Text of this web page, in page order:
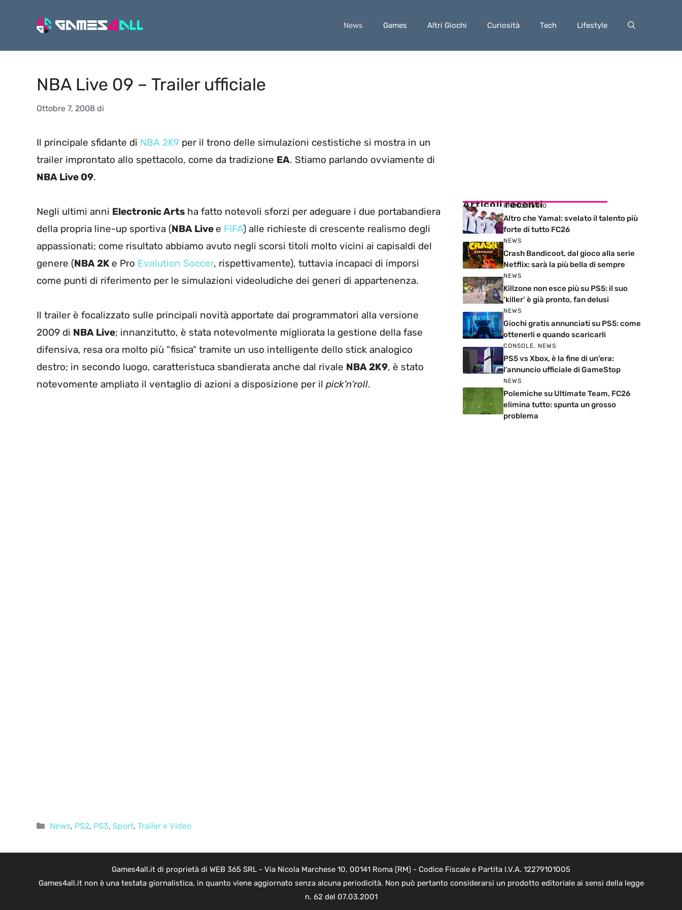
News Games Altri Giochi Curiosità Tech Lifestyle
NBA Live 09 – Trailer ufficiale
Ottobre 7, 2008 di
Il principale sfidante di NBA 2K9 per il trono delle simulazioni cestistiche si mostra in un
trailer improntato allo spettacolo, come da tradizione EA. Stiamo parlando ovviamente di
NBA Live 09.
Negli ultimi anni Electronic Arts ha fatto notevoli sforzi per adeguare i due portabandiera
della propria line-up sportiva (NBA Live e FIFA) alle richieste di crescente realismo degli
appassionati; come risultato abbiamo avuto negli scorsi titoli molto vicini ai capisaldi del
genere (NBA 2K e Pro Evolution Soccer, rispettivamente), tuttavia incapaci di imporsi
come punti di riferimento per le simulazioni videoludiche dei generi di appartenenza.
Il trailer è focalizzato sulle principali novità apportate dai programmatori alla versione
2009 di NBA Live; innanzitutto, è stata notevolmente migliorata la gestione della fase
difensiva, resa ora molto più “fisica” tramite un uso intelligente dello stick analogico
destro; in secondo luogo, caratteristuca sbandierata anche dal rivale NBA 2K9, è stato
notevomente ampliato il ventaglio di azioni a disposizione per il pick’n’roll.
Categorie
News, PS2, PS3, Sport, Trailer e Video
Articoli recenti
PRIMO PIANO
Altro che Yamal: svelato il talento più
forte di tutto FC26
NEWS
Crash Bandicoot, dal gioco alla serie
Netflix: sarà la più bella di sempre
NEWS
Killzone non esce più su PS5: il suo
‘killer’ è già pronto, fan delusi
NEWS
Giochi gratis annunciati su PS5: come
ottenerli e quando scaricarli
CONSOLE, NEWS
PS5 vs Xbox, è la fine di un’era:
l’annuncio ufficiale di GameStop
NEWS
Polemiche su Ultimate Team, FC26
elimina tutto: spunta un grosso
problema
Games4all.it di proprietà di WEB 365 SRL - Via Nicola Marchese 10, 00141 Roma (RM) - Codice Fiscale e Partita I.V.A. 12279101005
Games4all.it non è una testata giornalistica, in quanto viene aggiornato senza alcuna periodicità. Non può pertanto considerarsi un prodotto editoriale ai sensi della legge
n. 62 del 07.03.2001